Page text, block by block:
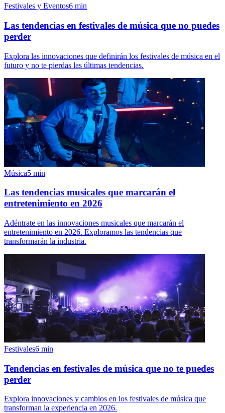
Festivales y Eventos6 min
Las tendencias en festivales de música que no puedes
perder
Explora las innovaciones que definirán los festivales de música en el
futuro y no te pierdas las últimas tendencias.
Música5 min
Las tendencias musicales que marcarán el
entretenimiento en 2026
Adéntrate en las innovaciones musicales que marcarán el
entretenimiento en 2026. Exploramos las tendencias que
transformarán la industria.
Festivales6 min
Tendencias en festivales de música que no te puedes
perder
Explora innovaciones y cambios en los festivales de música que
transforman la experiencia en 2026.